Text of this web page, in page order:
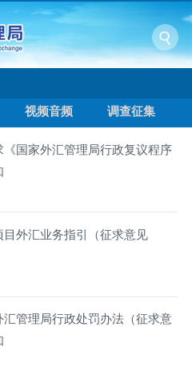
视频音频 调查征集
国家外汇管理局行政复议程序
外汇业务指引（征求意见
管理局行政处罚办法（征求意